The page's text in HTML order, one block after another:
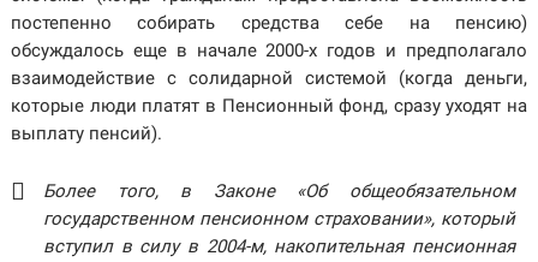
постепенно собирать средства себе на пенсию)
обсуждалось еще в начале 2000-х годов и предполагало
взаимодействие с солидарной системой (когда деньги,
которые люди платят в Пенсионный фонд, сразу уходят на
выплату пенсий).
Более того, в Законе «Об общеобязательном
государственном пенсионном страховании», который
вступил в силу в 2004-м, накопительная пенсионная